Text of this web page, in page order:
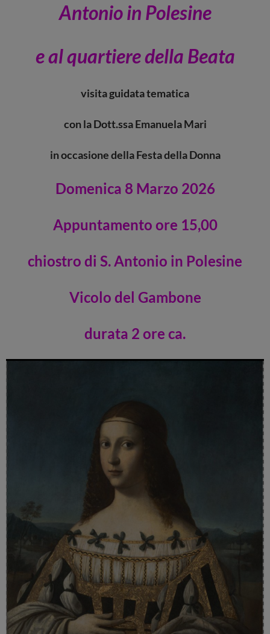
Antonio in Polesine
e al quartiere della Beata
visita guidatatematica
conla Dott.ssa Emanuela Mari
in occasionedella Festa della Donna
Domenica 8 Marzo 2026
Appuntamento ore 15,00
chiostro di S. Antonio in Polesine
Vicolo del Gambone
durata 2 ore ca.